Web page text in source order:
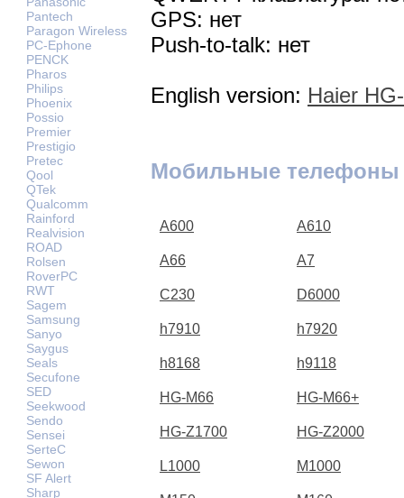
Pantech
Paragon Wireless
PC-Ephone
PENCK
Pharos
Philips
Phoenix
Possio
Premier
Prestigio
Pretec
Qool
QTek
Qualcomm
Rainford
Realvision
ROAD
Rolsen
RoverPC
RWT
Sagem
Samsung
Sanyo
Saygus
Seals
Secufone
SED
Seekwood
Sendo
Sensei
SerteC
Sewon
SF Alert
Sharp
GPS: нет
Push-to-talk: нет
English version: Haier
Мобильные телефоны
A600 A610
A66 A7
C230 D6000
h7910 h7920
h8168 h9118
HG-M66 HG-M66+
HG-Z1700 HG-Z2000
L1000 M1000